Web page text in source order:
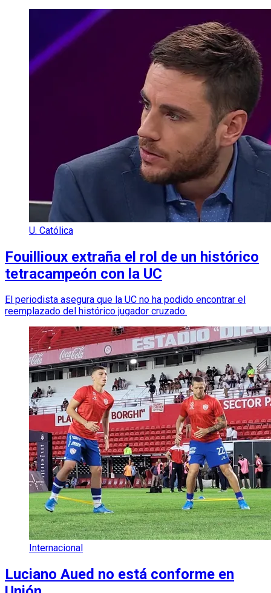
U. Católica
Fouillioux extraña el rol de un histórico
tetracampeón con la UC
El periodista asegura que la UC no ha podido encontrar el
reemplazado del histórico jugador cruzado.
Internacional
Luciano Aued no está conforme en